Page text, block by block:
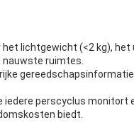
het lichtgewicht (<2 kg), het
nauwste ruimtes.
iedere perscyclus monitort
biedt.